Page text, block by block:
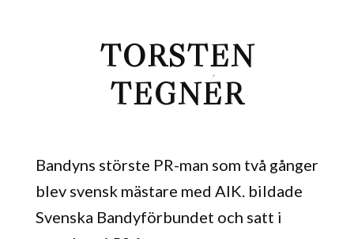
TORSTEN
TEGNÉR
Bandyns störste PR-man som två gånger
blev svensk mästare med AIK. bildade
Svenska Bandyförbundet och satt i